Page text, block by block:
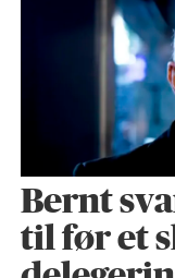
Bernt
til før et